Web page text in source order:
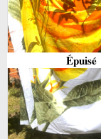
Épuisé